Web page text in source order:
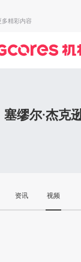
塞缪尔·杰克
资讯 视频
精彩内容